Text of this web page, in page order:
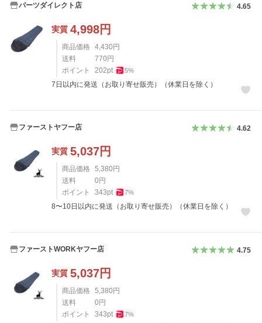
パーツダイレクト店 4.65
実質 4,998円
商品価格 4,430円
送料
770円
ポイント
202pt 5%
7日以内に発送（お取り寄せ販売）（休業日を除く）
ファーストヤフー店 4.62
実質 5,037円
商品価格 5,380円
送料
0円
ポイント
343pt 7%
8〜10日以内に発送（お取り寄せ販売）（休業日を除く）
ファーストWORKヤフー店 4.75
実質 5,037円
商品価格 5,380円
送料
0円
ポイント
343pt 7%